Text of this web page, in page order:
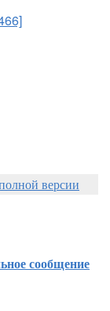
версии
сообщение